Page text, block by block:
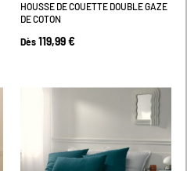
HOUSSE DE COUETTE DOUBLE GAZE
DE COTON
Dès 119,99 €